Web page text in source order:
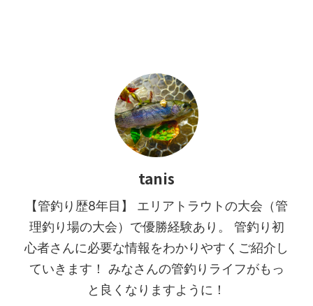
tanis
【管釣り歴8年目】 エリアトラウトの大会（管
理釣り場の大会）で優勝経験あり。 管釣り初
心者さんに必要な情報をわかりやすくご紹介し
ていきます！ みなさんの管釣りライフがもっ
と良くなりますように！